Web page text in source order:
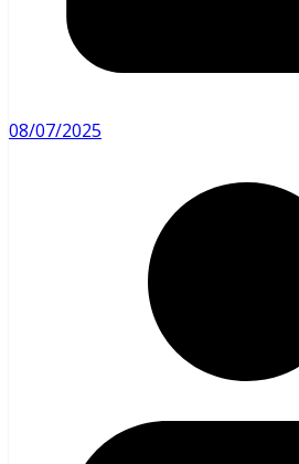
08/07/2025